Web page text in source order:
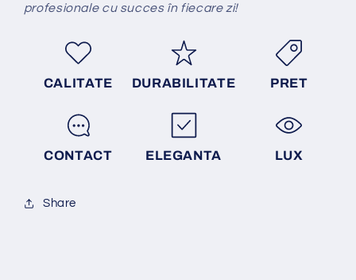
profesionale cu succes în fiecare zi!
CALITATE DURABILITATE PRET
CONTACT ELEGANTA LUX
Share